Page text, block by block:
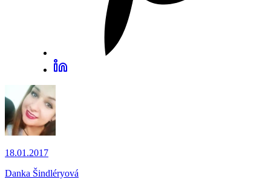
18.01.2017
Danka Šindléryová